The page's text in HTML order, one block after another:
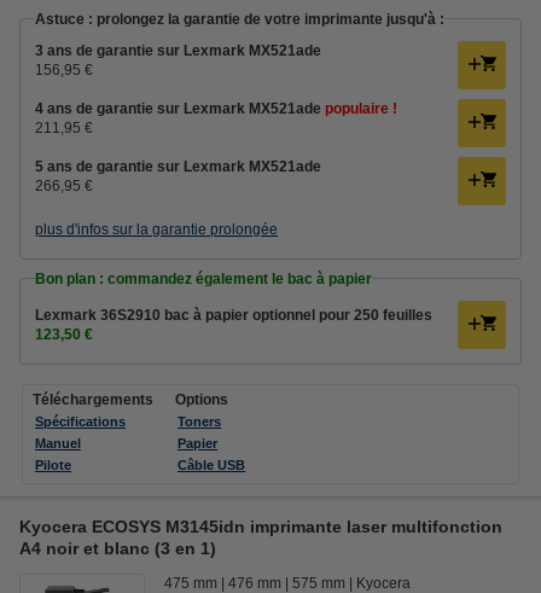
Astuce : prolongez la garantie de votre imprimante jusqu'à :
3 ans de garantie sur Lexmark MX521ade
156,95 €
4 ans de garantie sur Lexmark MX521ade populaire !
211,95 €
5 ans de garantie sur Lexmark MX521ade
266,95 €
plus d'infos sur la garantie prolongée
Bon plan : commandez également le bac à papier
Lexmark 36S2910 bac à papier optionnel pour 250 feuilles
123,50 €
Téléchargements
Spécifications
Manuel
Pilote
Options
Toners
Papier
Câble USB
Kyocera ECOSYS M3145idn imprimante laser multifonction
A4 noir et blanc (3 en 1)
475 mm 476 mm 575 mm Kyocera